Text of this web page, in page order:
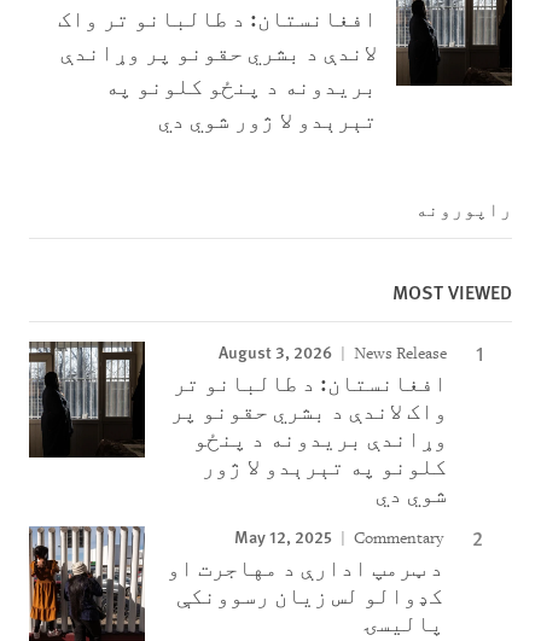
افغانستان: د طالبانو تر واک
لاندې د بشري حقونو پر وړاندې
بریدونه د پنځو کلونو په
تېرېدو لا ژور شوي دي
راپورونه
MOST VIEWED
August 3, 2026 News Release
افغانستان: د طالبانو تر
واک لاندې د بشري حقونو پر
وړاندې بریدونه د پنځو
کلونو په تېرېدو لا ژور
شوي دي
May 12, 2025 Commentary
د ټرمپ ادارې د مهاجرت او
کډوالو لس زیان رسوونکې
پالیسۍ